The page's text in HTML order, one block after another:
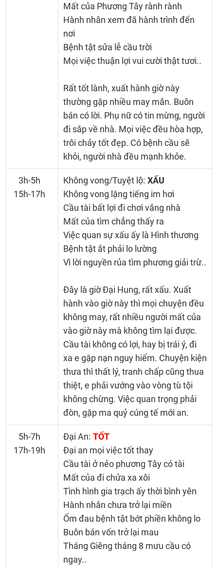
Mất của Phương Tây rành rành
Hành nhân xem đã hành trình đến
nơi
Bệnh tật sửa lễ cầu trời
Mọi việc thuận lợi vui cười thật tươi..
Rất tốt lành, xuất hành giờ này
thường gặp nhiều may mắn. Buôn
bán có lời. Phụ nữ có tin mừng, người
đi sắp về nhà. Mọi việc đều hòa hợp,
trôi chảy tốt đẹp. Có bệnh cầu sẽ
khỏi, người nhà đều mạnh khỏe.
3h-5h
15h-17h
Không vong/Tuyệt lộ: XẤU
Không vong lặng tiếng im hơi
Cầu tài bất lợi đi chơi vắng nhà
Mất của tìm chẳng thấy ra
Việc quan sự xấu ấy là Hình thương
Bệnh tật ắt phải lo lường
Vì lời nguyền rủa tìm phương giải trừ..
Đây là giờ Đại Hung, rất xấu. Xuất
hành vào giờ này thì mọi chuyện đều
không may, rất nhiều người mất của
vào giờ này mà không tìm lại được.
Cầu tài không có lợi, hay bị trái ý, đi
xa e gặp nạn nguy hiểm. Chuyện kiện
thưa thì thất lý, tranh chấp cũng thua
thiệt, e phải vướng vào vòng tù tội
không chừng. Việc quan trọng phải
đòn, gặp ma quỷ cúng tế mới an.
5h-7h
17h-19h
Đại An: TỐT
Đại an mọi việc tốt thay
Cầu tài ở nẻo phương Tây có tài
Mất của đi chửa xa xôi
Tình hình gia trạch ấy thời bình yên
Hành nhân chưa trở lại miền
Ốm đau bệnh tật bớt phiền không lo
Buôn bán vốn trở lại mau
Tháng Giêng tháng 8 mưu cầu có
ngay..